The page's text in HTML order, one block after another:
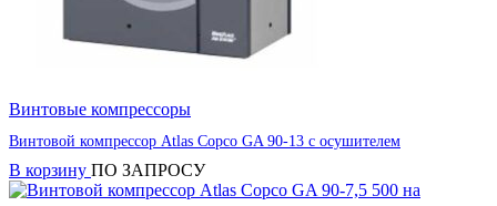
Винтовые компрессоры
Винтовой компрессор Atlas Copco GA 90-13 с осушителем
В корзину ПО ЗАПРОСУ